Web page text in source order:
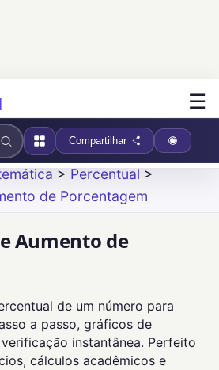
☰
Compartilhar
> Percentual >
de Porcentagem
Aumento de
de um número para
a passo, gráficos de
instantânea. Perfeito
cálculos acadêmicos e